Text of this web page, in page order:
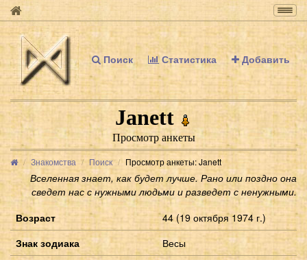
Поиск Статистика Добавить
Janett
Просмотр анкеты
Знакомства Поиск Просмотр анкеты: Janett
Вселенная знает, как будет лучше. Рано или поздно она
сведет нас с нужными людьми и разведет с ненужными.
Возраст
44 (19 октября 1974 г.)
Знак зодиака
Весы